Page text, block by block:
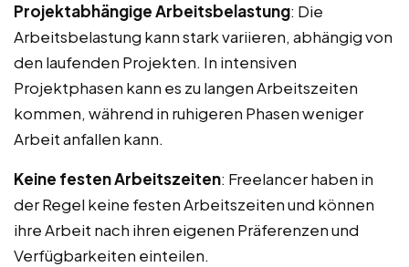
Projektabhängige Arbeitsbelastung: Die
Arbeitsbelastung kann stark variieren, abhängig von
den laufenden Projekten. In intensiven
Projektphasen kann es zu langen Arbeitszeiten
kommen, während in ruhigeren Phasen weniger
Arbeit anfallen kann.
Keine festen Arbeitszeiten: Freelancer haben in
der Regel keine festen Arbeitszeiten und können
ihre Arbeit nach ihren eigenen Präferenzen und
Verfügbarkeiten einteilen.